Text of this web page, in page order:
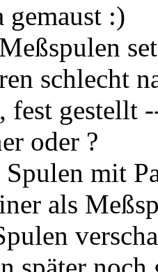
gemaust
schlecht
fest gestellt
oder ?
mit
als